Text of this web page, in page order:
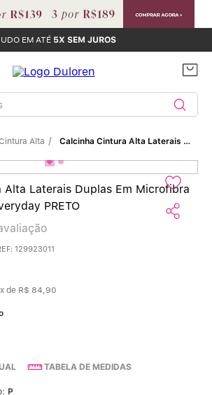
EM ATÉ 5X SEM JUROS
Alta Calcinha Cintura Alta Laterais Duplas Em Microfibra Com Fio Lycra Everyday PRETO
Alta Laterais Duplas Em Microfibra
PRETO
: 129923011
x de R$ 84,90
TABELA DE MEDIDAS
P
BUSCADOS
Algodão